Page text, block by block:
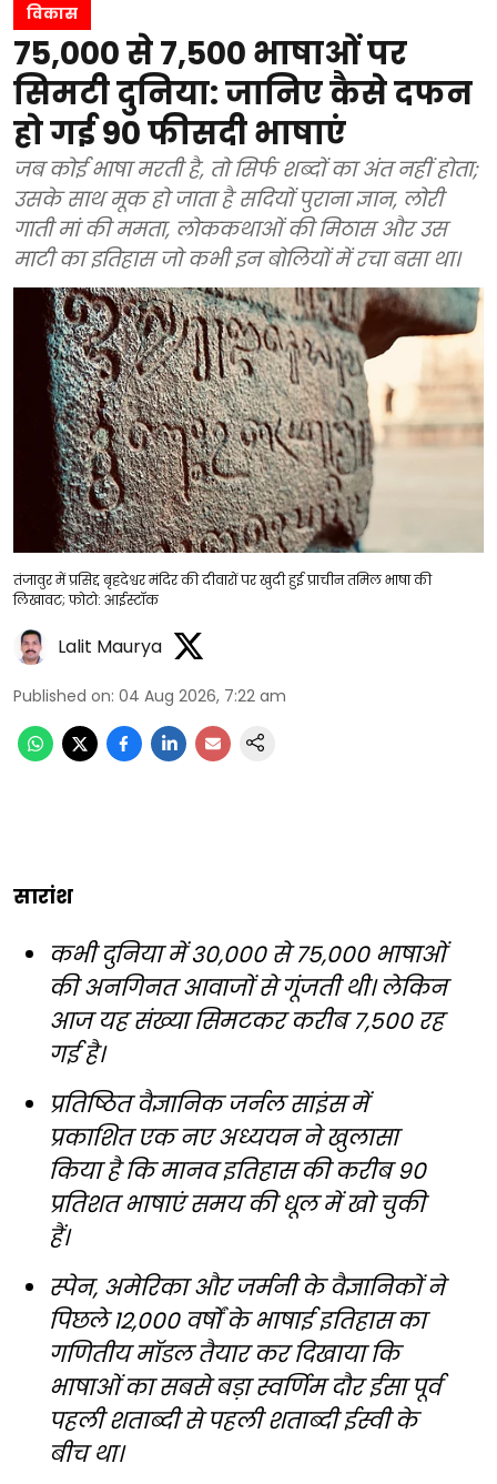
विकास
75,000 से 7,500 भाषाओं पर
सिमटी दुनिया: जानिए कैसे दफन
हो गई 90 फीसदी भाषाएं
जब कोई भाषा मरती है, तो सिर्फ शब्दों का अंत नहीं होता;
उसके साथ मूक हो जाता है सदियों पुराना ज्ञान, लोरी
गाती मां की ममता, लोककथाओं की मिठास और उस
माटी का इतिहास जो कभी इन बोलियों में रचा बसा था।
तंजावुर में प्रसिद्द बृहदेश्वर मंदिर की दीवारों पर खुदी हुई प्राचीन तमिल भाषा की
लिखावट; फोटो: आईस्टॉक
Lalit Maurya
Published on: 04 Aug 2026, 7:22 am
सारांश
कभी दुनिया में 30,000 से 75,000 भाषाओं
की अनगिनत आवाजों से गूंजती थी। लेकिन
आज यह संख्या सिमटकर करीब 7,500 रह
गई है।
प्रतिष्ठित वैज्ञानिक जर्नल साइंस में
प्रकाशित एक नए अध्ययन ने खुलासा
किया है कि मानव इतिहास की करीब 90
प्रतिशत भाषाएं समय की धूल में खो चुकी
हैं।
स्पेन, अमेरिका और जर्मनी के वैज्ञानिकों ने
पिछले 12,000 वर्षों के भाषाई इतिहास का
गणितीय मॉडल तैयार कर दिखाया कि
भाषाओं का सबसे बड़ा स्वर्णिम दौर ईसा पूर्व
पहली शताब्दी से पहली शताब्दी ईस्वी के
बीच था।